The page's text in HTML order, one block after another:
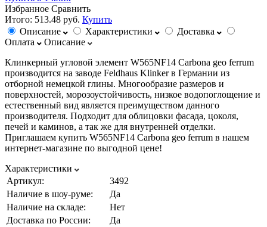
Избранное Сравнить
Итого: 513.48 руб. Купить
Описание
Характеристики
Доставка
Оплата
Описание
Клинкерный угловой элемент W565NF14 Carbona geo ferrum
производится на заводе Feldhaus Klinker в Германии из
отборной немецкой глины. Многообразие размеров и
поверхностей, морозоустойчивость, низкое водопоглощение и
естественный вид является преимуществом данного
производителя. Подходит для облицовки фасада, цоколя,
печей и каминов, а так же для внутренней отделки.
Приглашаем купить W565NF14 Carbona geo ferrum в нашем
интернет-магазине по выгодной цене!
Характеристики
Артикул:
3492
Наличие в шоу-руме:
Да
Наличие на складе:
Нет
Доставка по России:
Да